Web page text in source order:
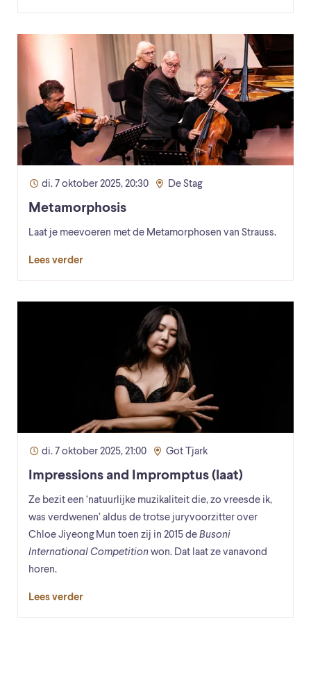
di. 7 oktober 2025, 20:30 De Stag
Metamorphosis
Laat je meevoeren met de Metamorphosen van Strauss.
Lees verder
di. 7 oktober 2025, 21:00 Got Tjark
Impressions and Impromptus (laat)
Ze bezit een ‘natuurlijke muzikaliteit die, zo vreesde ik,
was verdwenen’ aldus de trotse juryvoorzitter over
Chloe Jiyeong Mun toen zij in 2015 de Busoni
International Competition won. Dat laat ze vanavond
horen.
Lees verder